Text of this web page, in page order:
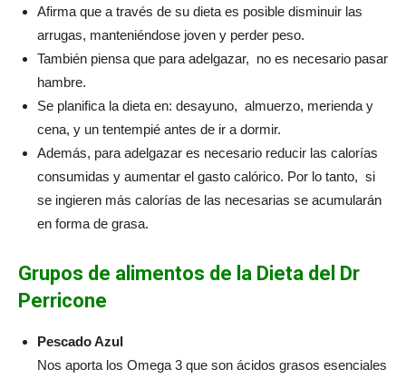
Afirma que a través de su dieta es posible disminuir las
arrugas, manteniéndose joven y perder peso.
También piensa que para adelgazar, no es necesario pasar
hambre.
Se planifica la dieta en: desayuno, almuerzo, merienda y
cena, y un tentempié antes de ir a dormir.
Además, para adelgazar es necesario reducir las calorías
consumidas y aumentar el gasto calórico. Por lo tanto, si
se ingieren más calorías de las necesarias se acumularán
en forma de grasa.
Grupos de alimentos de la Dieta del Dr
Perricone
Pescado Azul
Nos aporta los Omega 3 que son ácidos grasos esenciales